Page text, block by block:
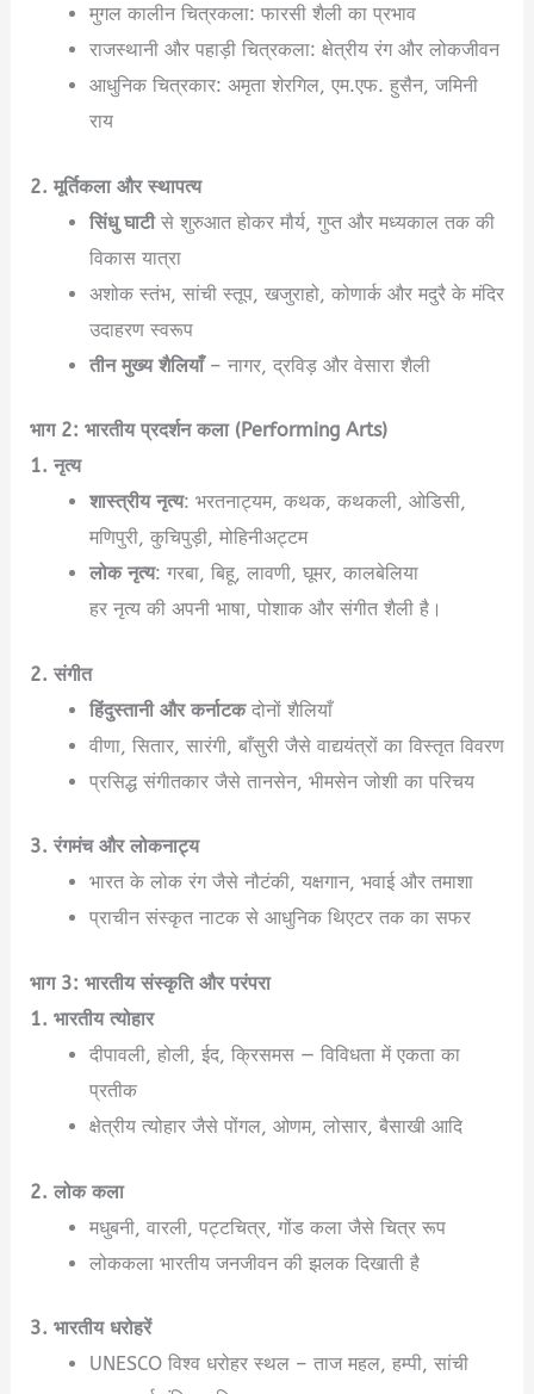
मुगल कालीन चित्रकला: फारसी शैली का प्रभाव
राजस्थानी और पहाड़ी चित्रकला: क्षेत्रीय रंग और लोकजीवन
आधुनिक चित्रकार: अमृता शेरगिल, एम.एफ. हुसैन, जमिनी
राय
2. मूर्तिकला और स्थापत्य
सिंधु घाटीसे शुरुआत होकर मौर्य, गुप्त और मध्यकाल तक की
विकास यात्रा
अशोक स्तंभ, सांची स्तूप, खजुराहो, कोणार्क और मदुरै के मंदिर
उदाहरण स्वरूप
तीन मुख्य शैलियाँ– नागर, द्रविड़ और वेसारा शैली
भाग 2: भारतीय प्रदर्शन कला (Performing Arts)
1. नृत्य
शास्त्रीय नृत्य: भरतनाट्यम, कथक, कथकली, ओडिसी,
मणिपुरी, कुचिपुड़ी, मोहिनीअट्टम
लोक नृत्य: गरबा, बिहू, लावणी, घूमर, कालबेलिया
हर नृत्य की अपनी भाषा, पोशाक और संगीत शैली है।
2. संगीत
हिंदुस्तानी और कर्नाटकदोनों शैलियाँ
वीणा, सितार, सारंगी, बाँसुरी जैसे वाद्ययंत्रों का विस्तृत विवरण
प्रसिद्ध संगीतकार जैसे तानसेन, भीमसेन जोशी का परिचय
3. रंगमंच और लोकनाट्य
भारत के लोक रंग जैसे नौटंकी, यक्षगान, भवाई और तमाशा
प्राचीन संस्कृत नाटक से आधुनिक थिएटर तक का सफर
भाग 3: भारतीय संस्कृति और परंपरा
1. भारतीय त्योहार
दीपावली, होली, ईद, क्रिसमस — विविधता में एकता का
प्रतीक
क्षेत्रीय त्योहार जैसे पोंगल, ओणम, लोसार, बैसाखी आदि
2. लोक कला
मधुबनी, वारली, पट्टचित्र, गोंड कला जैसे चित्र रूप
लोककला भारतीय जनजीवन की झलक दिखाती है
3. भारतीय धरोहरें
UNESCO विश्व धरोहर स्थल – ताज महल, हम्पी, सांची